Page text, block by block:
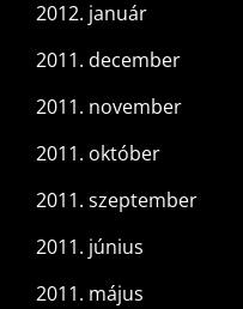
2012. január
2011. december
2011. november
2011. október
2011. szeptember
2011. június
2011. május